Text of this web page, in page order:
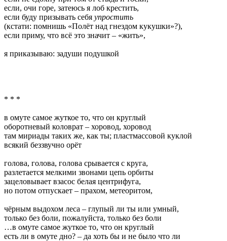
если, очи горе, затеюсь я лоб крестить,
если буду призывать себя упростить
(кстати: помнишь «Полёт над гнездом кукушки»?),
если приму, что всё это значит – «жить»,
я приказываю: задуши подушкой
* * *
в омуте самое жуткое то, что он круглый
оборотневый коловрат – хоровод, хоровод
там мириады таких же, как ты; пластмассовой куклой
всякий беззвучно орёт
голова, голова, голова срывается с круга,
разлетается мелкими звонами цепь орбиты
зацеловывает взасос белая центрифуга,
но потом отпускает – прахом, метеоритом,
чёрным выдохом леса – глупый ли ты или умный,
только без боли, пожалуйста, только без боли
…в омуте самое жуткое то, что он круглый
есть ли в омуте дно? – да хоть бы и не было что ли